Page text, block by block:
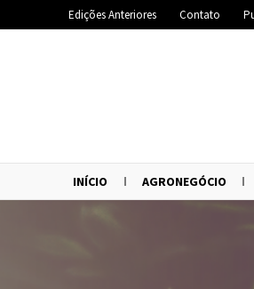
Edições Anteriores Contato
INÍCIO AGRONEGÓCIO